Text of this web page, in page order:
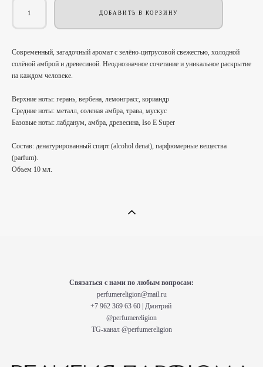
ДОБАВИТЬ В КОРЗИНУ
Современный, загадочный аромат с зелёно‑цитрусовой свежестью, холодной
солёной амброй и древесиной. Неоднозначное сочетание и уникальное раскрытие
на каждом человеке.
Верхние ноты: герань, вербена, лемонграсс, кориандр
Средние ноты: металл, соленая амбра, трава, мускус
Базовые ноты: лабданум, амбра, древесина, Iso E Super
Состав: денатурированный спирт (alcohol denat), парфюмерные вещества
(parfum).
Объем 10 мл.
Связаться с нами по любым вопросам:
perfumereligion@mail.ru
+7 962 369 63 60 | Дмитрий
@perfumereligion
TG-канал @perfumereligion